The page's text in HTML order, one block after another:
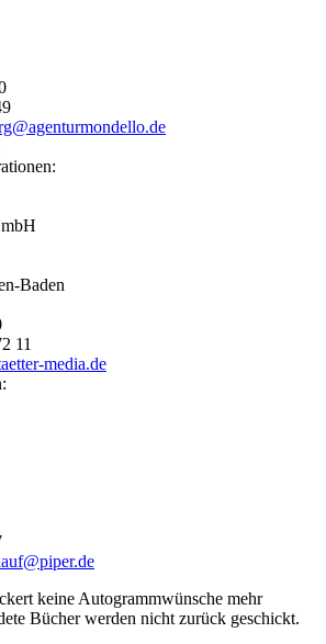
Baden
11
media.de
keine Autogrammwünsche mehr
Bücher werden nicht zurück geschickt.